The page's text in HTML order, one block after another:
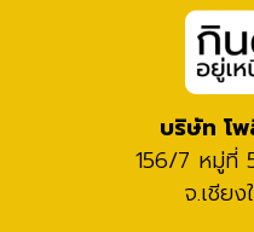
บริษัท โ
156/7 หมู่ที่
จ.เชีย